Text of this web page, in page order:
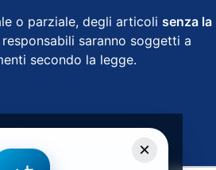
o parziale, degli articoli senza la
responsabili saranno soggetti a
secondo la legge.
×